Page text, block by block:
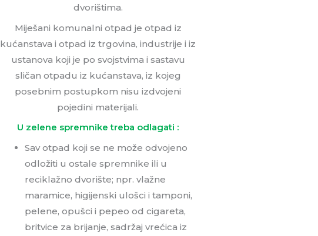
dvorištima.
Miješani komunalni otpad je otpad iz
kućanstava i otpad iz trgovina, industrije i iz
ustanova koji je po svojstvima i sastavu
sličan otpadu iz kućanstava, iz kojeg
posebnim postupkom nisu izdvojeni
pojedini materijali.
U zelene spremnike treba odlagati :
Sav otpad koji se ne može odvojeno
odložiti u ostale spremnike ili u
reciklažno dvorište; npr. vlažne
maramice, higijenski ulošci i tamponi,
pelene, opušci i pepeo od cigareta,
britvice za brijanje, sadržaj vrećica iz